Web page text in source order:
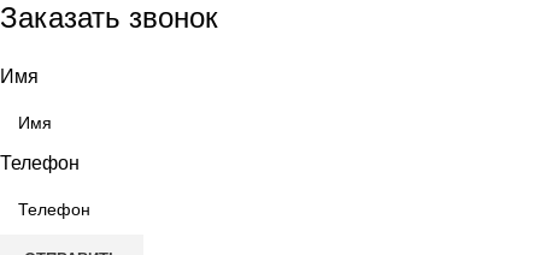
Заказать звонок
Имя
Телефон